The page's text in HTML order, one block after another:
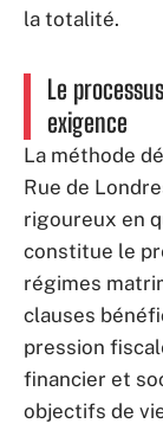
la totalité.
Le
exigence
La méthode
Rue de
rigoureux en
constitue le
régimes
clauses
pression
financier et
objectifs de